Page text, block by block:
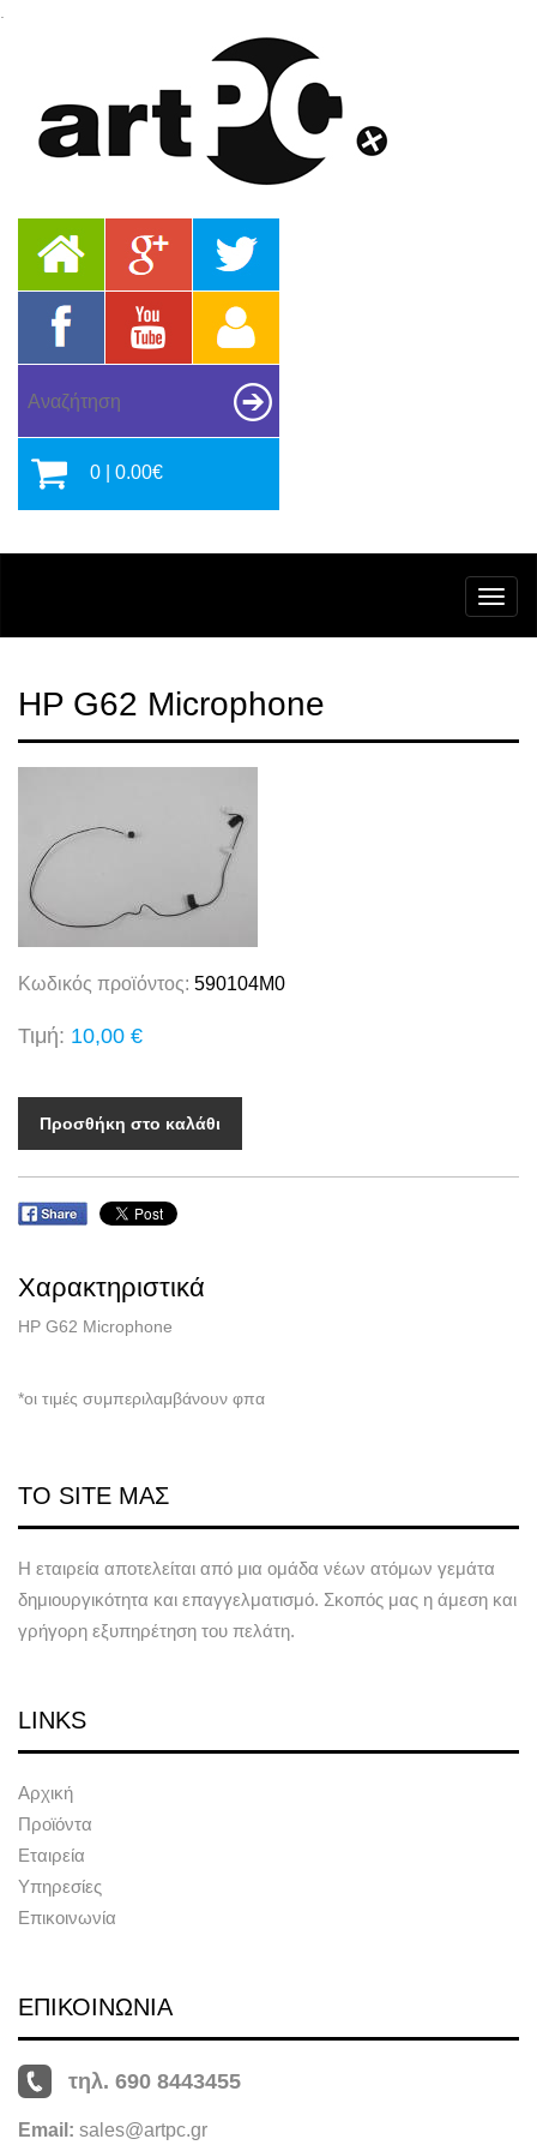
0 | 0.00€
HP G62 Microphone
Κωδικός προϊόντος: 590104M0
Τιμή: 10,00 €
Προσθήκη στο καλάθι
Χαρακτηριστικά
HP G62 Microphone
*οι τιμές συμπεριλαμβάνουν φπα
ΤΟ SITE ΜΑΣ
Η εταιρεία αποτελείται από μια ομάδα νέων ατόμων γεμάτα
δημιουργικότητα και επαγγελματισμό. Σκοπός μας η άμεση και
γρήγορη εξυπηρέτηση του πελάτη.
LINKS
Αρχική
Προϊόντα
Εταιρεία
Υπηρεσίες
Επικοινωνία
ΕΠΙΚΟΙΝΩΝΙΑ
τηλ. 690 8443455
Email: sales@artpc.gr